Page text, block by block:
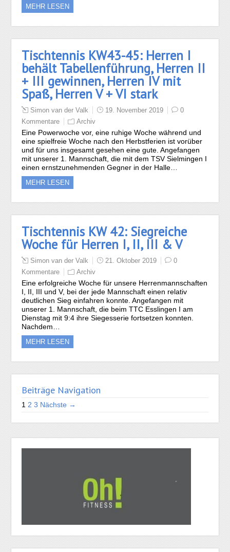
MEHR LESEN
Tischtennis KW43-45: Herren I
behält Tabellenführung, Herren II
+ III gewinnen, Herren IV mit
Spaß, Herren V + VI stark
Simon van der Valk 19. November 2019
0
Kommentare
Archiv
Eine Powerwoche vor, eine ruhige Woche während und
eine spielfreie Woche nach den Herbstferien ist vorüber
und für uns insgesamt gesehen eine gute. Angefangen
mit unserer 1. Mannschaft, die mit dem TSV Sielmingen I
einen ernstzunehmenden Gegner in der Halle…
MEHR LESEN
Tischtennis KW 42: Siegreiche
Woche für Herren I, II, III & V
Simon van der Valk 21. Oktober 2019
0
Kommentare
Archiv
Eine erfolgreiche Woche für unsere Herrenmannschaften
I, II, III und V, bei der jede Mannschaft einen relativ
deutlichen Sieg einfahren konnte. Angefangen mit
unserer 1. Mannschaft, die beim TTC Esslingen I am
Dienstag mit 9:4 ihre Siegesserie fortsetzen konnten.
Nachdem…
MEHR LESEN
Beiträge Navigation
1 2 3 Nächste →